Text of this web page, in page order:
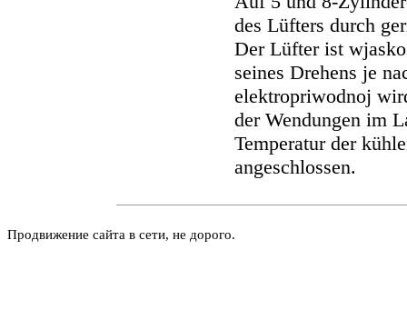
des Lüfters durch
Der Lüfter ist
seines Drehens je
elektropriwodnoj
der Wendungen im
Temperatur der
angeschlossen.
Продвижение сайта в сети, не дорого.